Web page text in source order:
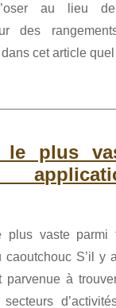
au lieu de
des
cet article quel
le plus
plus vaste parmi
caoutchouc S’il y
parvenue à